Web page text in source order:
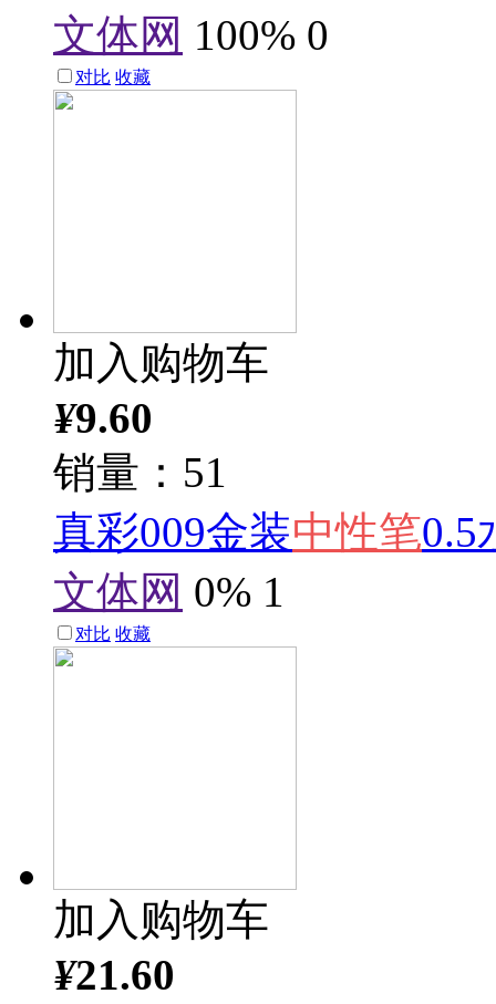
文体网 100% 0
对比 收藏
加入购物车
¥9.60
销量：51
真彩009金装中性笔0.5
文体网 0% 1
对比 收藏
加入购物车
¥21.60